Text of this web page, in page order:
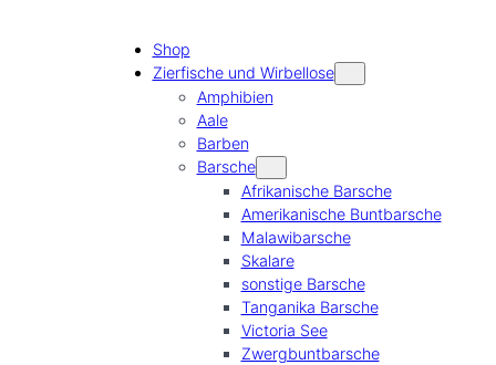
Shop
Zierfische und Wirbellose
Amphibien
Aale
Barben
Barsche
Afrikanische Barsche
Amerikanische Buntbarsche
Malawibarsche
Skalare
sonstige Barsche
Tanganika Barsche
Victoria See
Zwergbuntbarsche